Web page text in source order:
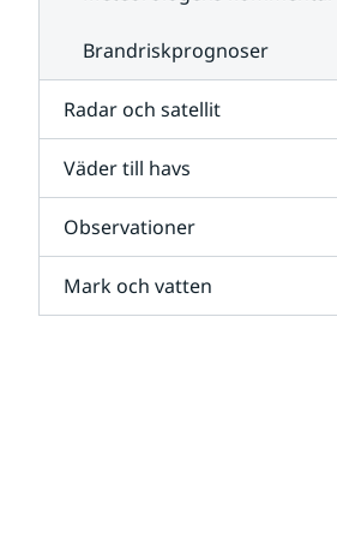
Brandriskprognoser
Radar och satellit
Väder till havs
Observationer
Mark och vatten